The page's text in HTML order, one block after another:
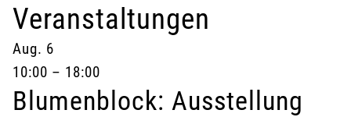
Veranstaltungen
Aug. 6
10:00 – 18:00
Blumenblock: Ausstellung